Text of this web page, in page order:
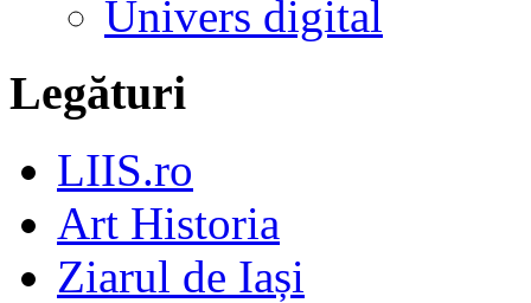
Univers digital
Legături
LIIS.ro
Art Historia
Ziarul de Iași